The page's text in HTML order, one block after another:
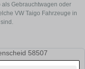
Gebrauchtwagen oder
VW Taigo Fahrzeuge in